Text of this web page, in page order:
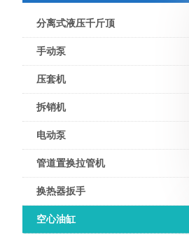
分离式液压千斤顶
手动泵
压套机
拆销机
电动泵
管道置换拉管机
换热器扳手
空心油缸